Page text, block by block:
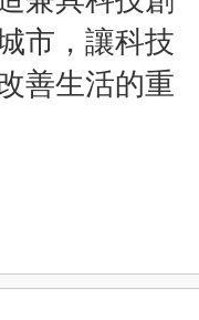
市，讓科技
善生活的重